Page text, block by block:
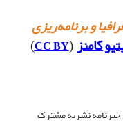
و برنامه‌ریزی
کامنز (
CC BY
)
خبرنامه نشریه مشترک